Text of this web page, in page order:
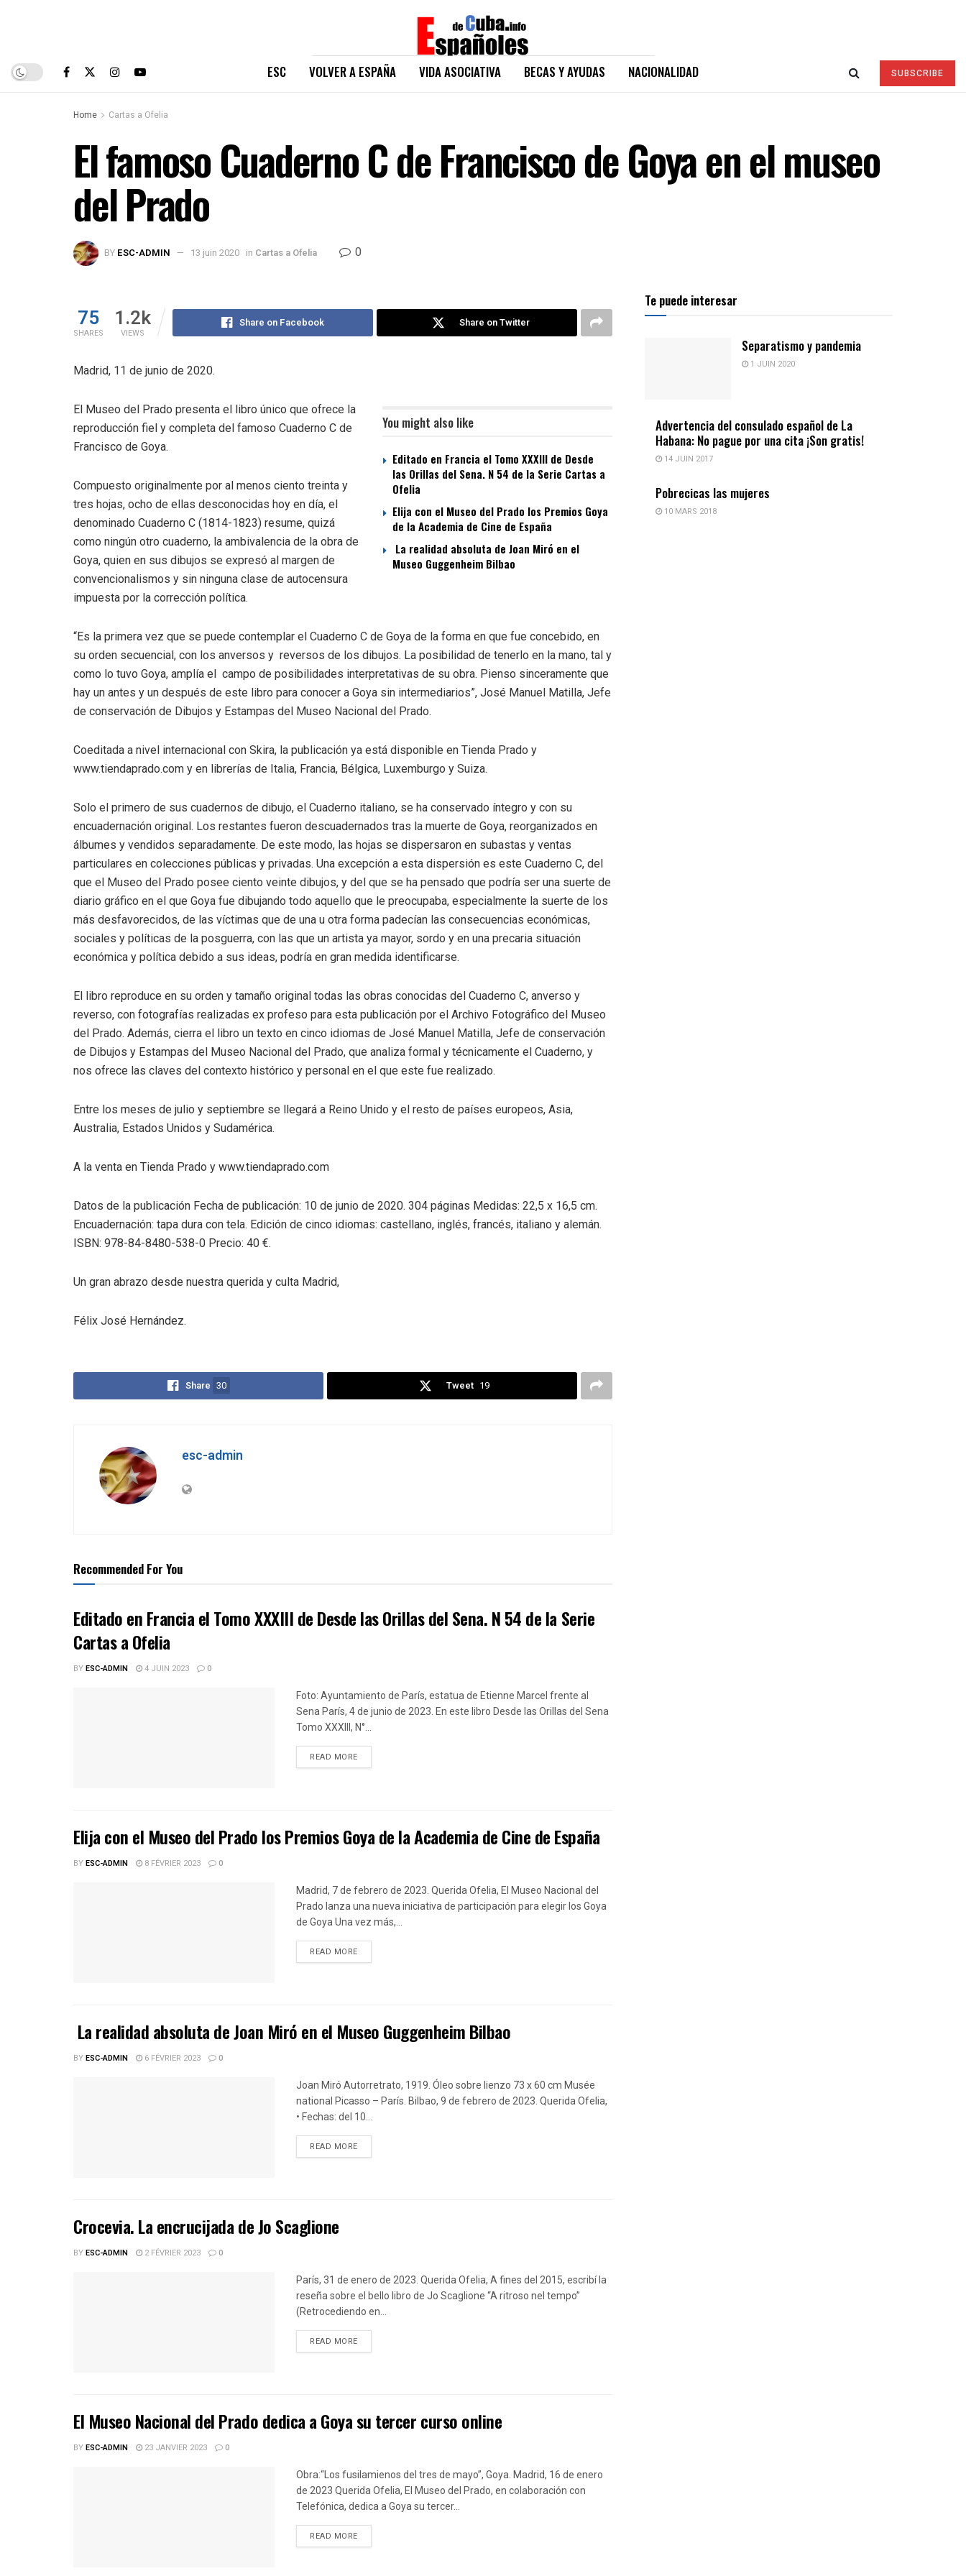
ESC VOLVER A ESPAÑA VIDA ASOCIATIVA BECAS Y AYUDAS NACIONALIDAD SUBSCRIBE
Home Cartas a Ofelia
El famoso Cuaderno C de Francisco de Goya en el museo
del Prado
BY ESC-ADMIN 13 juin 2020 in Cartas a Ofelia 0
75
SHARES
1.2k
VIEWS
Share on Facebook Share on Twitter
Madrid, 11 de junio de 2020.
You might also like
Editado en Francia el Tomo XXXIII de Desde
las Orillas del Sena. N 54 de la Serie Cartas a
Ofelia
Elija con el Museo del Prado los Premios Goya
de la Academia de Cine de España
La realidad absoluta de Joan Miró en el
Museo Guggenheim Bilbao
El Museo del Prado presenta el libro único que ofrece la
reproducción fiel y completa del famoso Cuaderno C de
Francisco de Goya.
Compuesto originalmente por al menos ciento treinta y
tres hojas, ocho de ellas desconocidas hoy en día, el
denominado Cuaderno C (1814-1823) resume, quizá
como ningún otro cuaderno, la ambivalencia de la obra de
Goya, quien en sus dibujos se expresó al margen de
convencionalismos y sin ninguna clase de autocensura
impuesta por la corrección política.
“Es la primera vez que se puede contemplar el Cuaderno C de Goya de la forma en que fue concebido, en
su orden secuencial, con los anversos y reversos de los dibujos. La posibilidad de tenerlo en la mano, tal y
como lo tuvo Goya, amplía el campo de posibilidades interpretativas de su obra. Pienso sinceramente que
hay un antes y un después de este libro para conocer a Goya sin intermediarios”, José Manuel Matilla, Jefe
de conservación de Dibujos y Estampas del Museo Nacional del Prado.
Coeditada a nivel internacional con Skira, la publicación ya está disponible en Tienda Prado y
www.tiendaprado.com y en librerías de Italia, Francia, Bélgica, Luxemburgo y Suiza.
Solo el primero de sus cuadernos de dibujo, el Cuaderno italiano, se ha conservado íntegro y con su
encuadernación original. Los restantes fueron descuadernados tras la muerte de Goya, reorganizados en
álbumes y vendidos separadamente. De este modo, las hojas se dispersaron en subastas y ventas
particulares en colecciones públicas y privadas. Una excepción a esta dispersión es este Cuaderno C, del
que el Museo del Prado posee ciento veinte dibujos, y del que se ha pensado que podría ser una suerte de
diario gráfico en el que Goya fue dibujando todo aquello que le preocupaba, especialmente la suerte de los
más desfavorecidos, de las víctimas que de una u otra forma padecían las consecuencias económicas,
sociales y políticas de la posguerra, con las que un artista ya mayor, sordo y en una precaria situación
económica y política debido a sus ideas, podría en gran medida identificarse.
El libro reproduce en su orden y tamaño original todas las obras conocidas del Cuaderno C, anverso y
reverso, con fotografías realizadas ex profeso para esta publicación por el Archivo Fotográfico del Museo
del Prado. Además, cierra el libro un texto en cinco idiomas de José Manuel Matilla, Jefe de conservación
de Dibujos y Estampas del Museo Nacional del Prado, que analiza formal y técnicamente el Cuaderno, y
nos ofrece las claves del contexto histórico y personal en el que este fue realizado.
Entre los meses de julio y septiembre se llegará a Reino Unido y el resto de países europeos, Asia,
Australia, Estados Unidos y Sudamérica.
A la venta en Tienda Prado y www.tiendaprado.com
Datos de la publicación Fecha de publicación: 10 de junio de 2020. 304 páginas Medidas: 22,5 x 16,5 cm.
Encuadernación: tapa dura con tela. Edición de cinco idiomas: castellano, inglés, francés, italiano y alemán.
ISBN: 978-84-8480-538-0 Precio: 40 €.
Un gran abrazo desde nuestra querida y culta Madrid,
Félix José Hernández.
Share 30 Tweet 19
esc-admin
Recommended For You
Editado en Francia el Tomo XXXIII de Desde las Orillas del Sena. N 54 de la Serie
Cartas a Ofelia
BYESC-ADMIN 4 JUIN 2023 0
Foto: Ayuntamiento de París, estatua de Etienne Marcel frente al
Sena París, 4 de junio de 2023. En este libro Desde las Orillas del Sena
Tomo XXXIII, N°...
READ MOREDETAILS
Elija con el Museo del Prado los Premios Goya de la Academia de Cine de España
BYESC-ADMIN 8 FÉVRIER 2023 0
Madrid, 7 de febrero de 2023. Querida Ofelia, El Museo Nacional del
Prado lanza una nueva iniciativa de participación para elegir los Goya
de Goya Una vez más,...
READ MOREDETAILS
La realidad absoluta de Joan Miró en el Museo Guggenheim Bilbao
BYESC-ADMIN 6 FÉVRIER 2023 0
Joan Miró Autorretrato, 1919. Óleo sobre lienzo 73 x 60 cm Musée
national Picasso – París. Bilbao, 9 de febrero de 2023. Querida Ofelia,
• Fechas: del 10...
READ MOREDETAILS
Crocevia. La encrucijada de Jo Scaglione
BYESC-ADMIN 2 FÉVRIER 2023 0
París, 31 de enero de 2023. Querida Ofelia, A fines del 2015, escribí la
reseña sobre el bello libro de Jo Scaglione “A ritroso nel tempo”
(Retrocediendo en...
READ MOREDETAILS
El Museo Nacional del Prado dedica a Goya su tercer curso online
BYESC-ADMIN 23 JANVIER 2023 0
Obra:“Los fusilamienos del tres de mayo”, Goya. Madrid, 16 de enero
de 2023 Querida Ofelia, El Museo del Prado, en colaboración con
Telefónica, dedica a Goya su tercer...
READ MOREDETAILS
Te puede interesar
Separatismo y pandemia
1 JUIN 2020
Advertencia del consulado español de La
Habana: No pague por una cita ¡Son gratis!
14 JUIN 2017
Pobrecicas las mujeres
10 MARS 2018